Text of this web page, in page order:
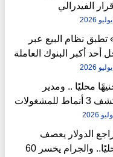
الفيدرالي
نظام البيع عبر
أكبر البنوك العاملة
يتراجع 90 جنيهًا محليًا .. ومدير
«مرصد الذهب» يكشف 3 أنماط للمشغولات
في السوق المصري
الدولار يعصف
بمكاسب الذهب محليًا.. والجرام يخسر 60